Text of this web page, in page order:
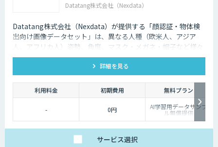
Datatang株式会社（Nexdata）
Datatang株式会社（Nexdata）が提供する「顔認証・物体検
出向け画像データセット」は、異なる人種（欧米人、アジア
人、アフリカ人）姿勢、角度、マスク・メガネ・帽子など様々
な状況をカバー、総計500万枚を超えています。
詳細を見る
利用料金 初期費用 無料プラン
- 0円 AI学習用データサンプ
ル無償提供
サービス選択